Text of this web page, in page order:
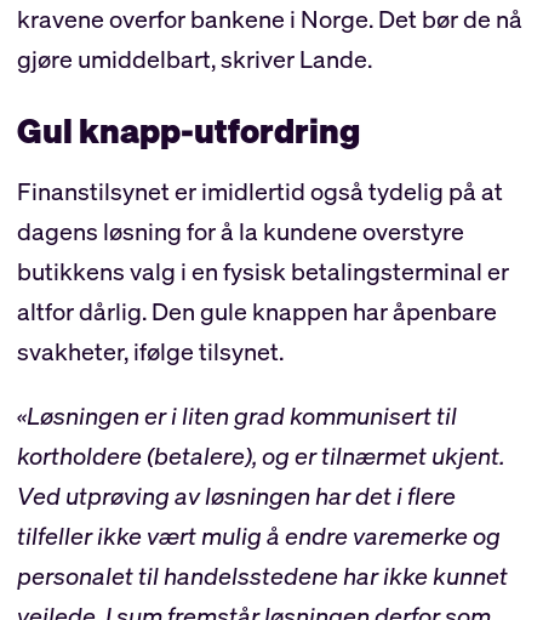
kravene overfor bankene i Norge. Det bør de nå
gjøre umiddelbart, skriver Lande.
Gul knapp-utfordring
Finanstilsynet er imidlertid også tydelig på at
dagens løsning for å la kundene overstyre
butikkens valg i en fysisk betalingsterminal er
altfor dårlig. Den gule knappen har åpenbare
svakheter, ifølge tilsynet.
«Løsningen er i liten grad kommunisert til
kortholdere (betalere), og er tilnærmet ukjent.
Ved utprøving av løsningen har det i flere
tilfeller ikke vært mulig å endre varemerke og
personalet til handelsstedene har ikke kunnet